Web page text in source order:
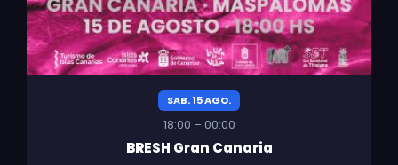
SAB. 15 AGO.
18:00 – 00:00
BRESH Gran Canaria